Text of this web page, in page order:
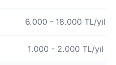
6.000 - 18.000 TL/yıl
1.000 - 2.000 TL/yıl